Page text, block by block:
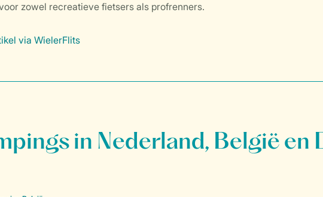
zowel recreatieve fietsers als profrenners.
via WielerFlits
in Nederland, België en